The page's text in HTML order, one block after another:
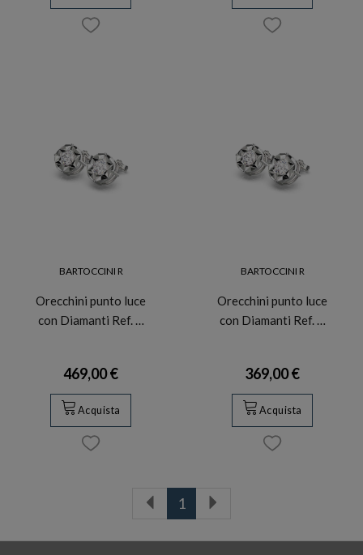
BARTOCCINI R
Orecchini punto luce
con Diamanti Ref. …
469,00 €
Acquista
BARTOCCINI R
Orecchini punto luce
con Diamanti Ref. …
369,00 €
Acquista
1